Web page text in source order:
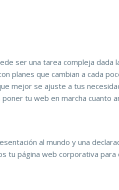
ser una tarea compleja dada
planes que cambian a cada
mejor se ajuste a tus
tu web en marcha cuanto
al mundo y una
tu página web corporativa